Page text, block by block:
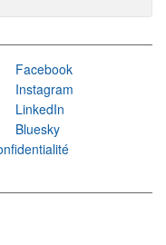
Facebook
Instagram
LinkedIn
Bluesky